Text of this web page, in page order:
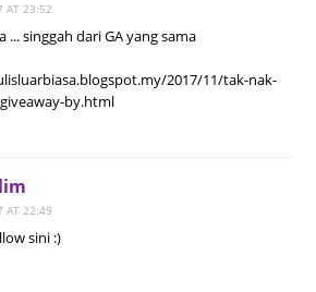
AT 23:52
... singgah dari GA yang sama
2017/11/tak-nak-
by.html
AT 22:49
sini :)